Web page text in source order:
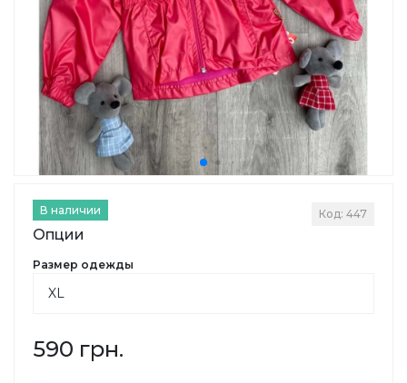
В наличии Код: 447
Опции
Размер одежды
590 грн.